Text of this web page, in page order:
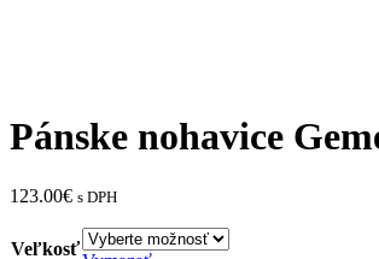
Pánske nohavice
123.00€ s DPH
Veľkosť